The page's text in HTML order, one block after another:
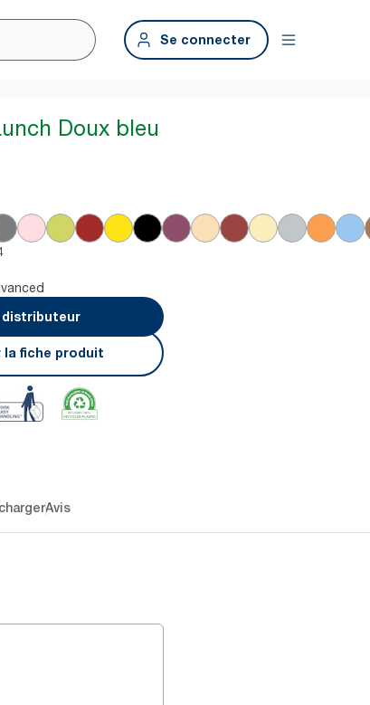
Se connecter
Doux bleu
distributeur
la fiche produit
Avis